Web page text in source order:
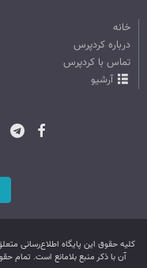
خانه
درباره کردپرس
تماس با کردپرس
آرشیو
کليه حقوق اين پایگاه اطلاع‌رسانی
آن با ذکر منبع بلامانع است.